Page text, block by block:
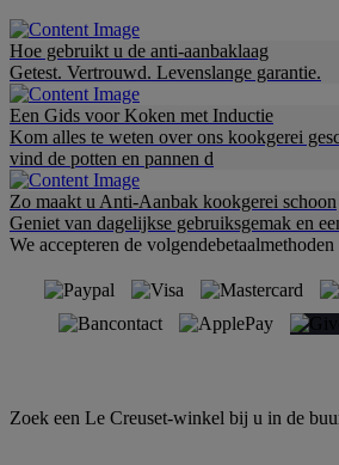
Hoe gebruikt u de anti-aanbaklaag
Getest. Vertrouwd. Levenslange garantie.
Een Gids voor Koken met Inductie
Kom alles te weten over ons kookgerei
vind de potten en pannen d
Zo maakt u Anti-Aanbak kookgerei schoon
Geniet van dagelijkse gebruiksgemak en
We accepteren de volgendebetaalmethoden
Zoek een Le Creuset-winkel bij u in de